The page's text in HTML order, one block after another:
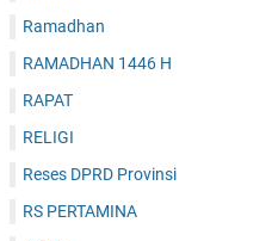
Ramadhan
RAMADHAN 1446 H
RAPAT
RELIGI
Reses DPRD Provinsi
RS PERTAMINA